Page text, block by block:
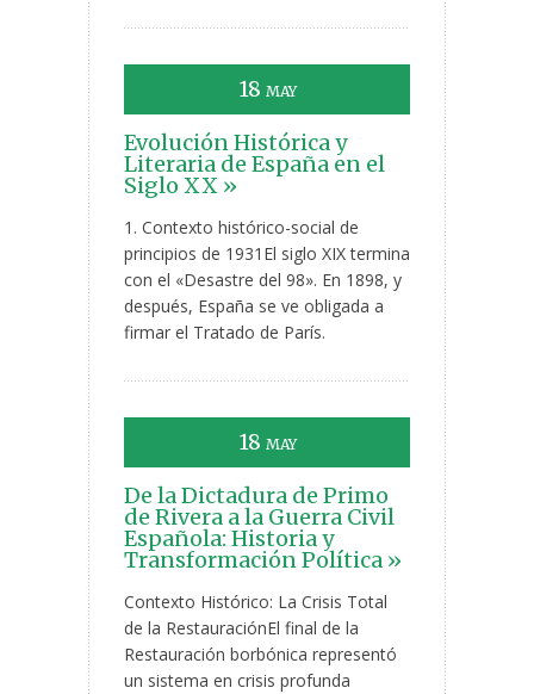
18 MAY
Evolución Histórica y
Literaria de España en el
Siglo XX »
1. Contexto histórico-social de
principios de 1931El siglo XIX termina
con el «Desastre del 98». En 1898, y
después, España se ve obligada a
firmar el Tratado de París.
18 MAY
De la Dictadura de Primo
de Rivera a la Guerra Civil
Española: Historia y
Transformación Política »
Contexto Histórico: La Crisis Total
de la RestauraciónEl final de la
Restauración borbónica representó
un sistema en crisis profunda